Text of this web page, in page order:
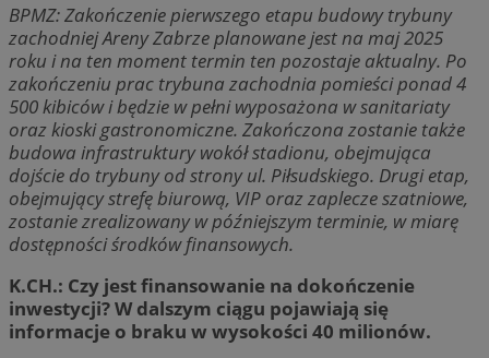
BPMZ:Zakończenie pierwszego etapu budowy trybuny
zachodniej Areny Zabrze planowane jest na maj 2025
roku i na ten moment termin ten pozostaje aktualny. Po
zakończeniu prac trybuna zachodnia pomieści ponad 4
500 kibiców i będzie w pełni wyposażona w sanitariaty
oraz kioski gastronomiczne. Zakończona zostanie także
budowa infrastruktury wokół stadionu, obejmująca
dojście do trybuny od strony ul. Piłsudskiego. Drugi etap,
obejmujący strefę biurową, VIP oraz zaplecze szatniowe,
zostanie zrealizowany w późniejszym terminie, w miarę
dostępności środków finansowych.
K.CH.: Czy jest finansowanie na dokończenie
inwestycji? W dalszym ciągu pojawiają się
informacje o braku w wysokości 40 milionów.